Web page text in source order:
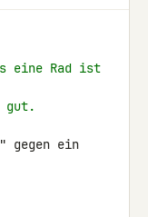
eine Rad ist
gut.
gegen ein